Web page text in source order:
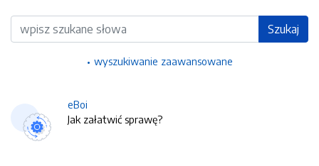
Wyszukiwarka Szukaj
wyszukiwanie zaawansowane
eBoi
Jak załatwić sprawę?